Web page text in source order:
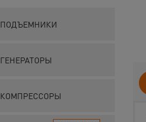
ПОДЪЕМНИКИ
ГЕНЕРАТОРЫ
КОМПРЕССОРЫ